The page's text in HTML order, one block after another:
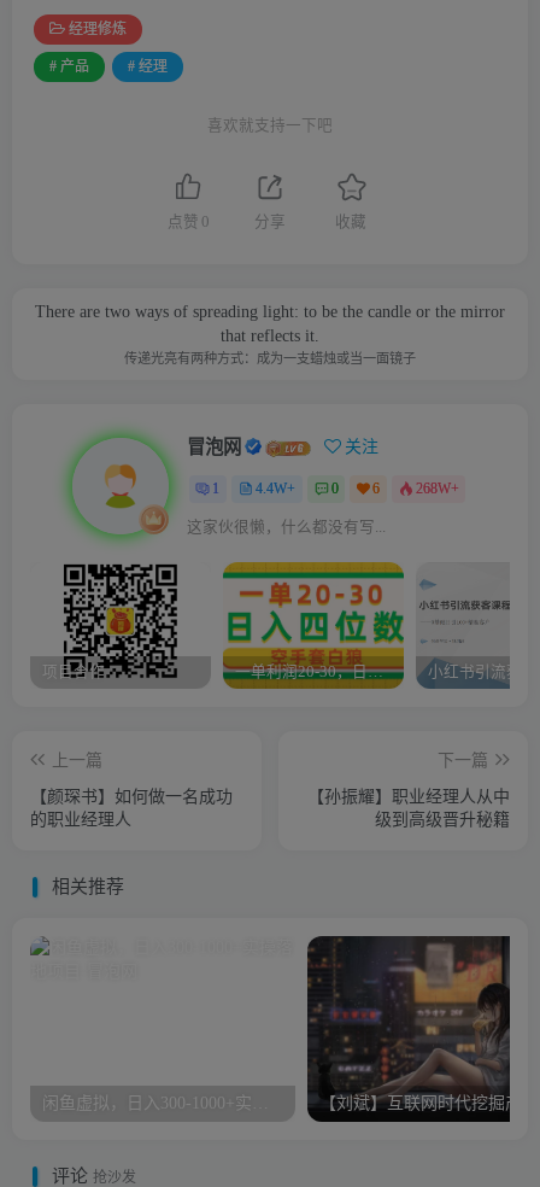
经理修炼
# 产品 # 经理
喜欢就支持一下吧
点赞 0 分享 收藏
There are two ways of spreading light: to be the candle or the mirror
that reflects it.
传递光亮有两种方式：成为一支蜡烛或当一面镜子
冒泡网 关注
1 4.4W+ 0 6 268W+
这家伙很懒，什么都没有写...
项目合作 一单利润20-30，日入四位数，空手套白狼，只要做就能赚，简单无套路
上一篇
【颜琛书】如何做一名成功
的职业经理人
下一篇
【孙振耀】职业经理人从中
级到高级晋升秘籍
相关推荐
评论 抢沙发